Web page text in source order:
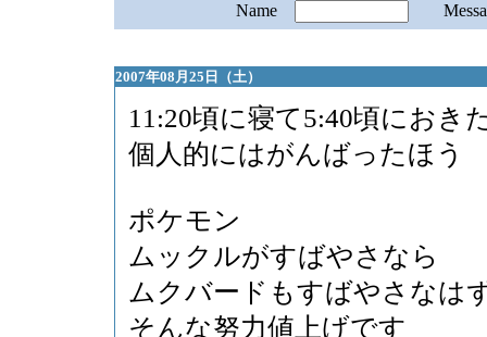
Name
2007年08月25日（土）
11:20頃に寝て5:40頃におき
個人的にはがんばったほう
ポケモン
ムックルがすばやさなら
ムクバードもすばやさなは
そんな努力値上げです